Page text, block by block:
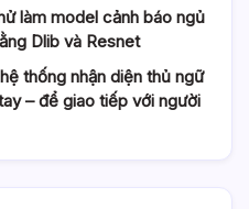
làm model cảnh báo ngủ
Dlib và Resnet
thống nhận diện thủ ngữ
– để giao tiếp với người